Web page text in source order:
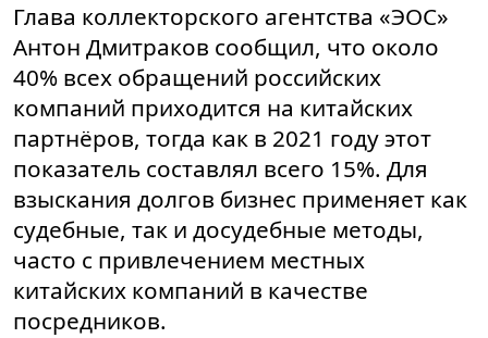
Глава коллекторского агентства «ЭОС»
Антон Дмитраков сообщил, что около
40% всех обращений российских
компаний приходится на китайских
партнёров, тогда как в 2021 году этот
показатель составлял всего 15%. Для
взыскания долгов бизнес применяет как
судебные, так и досудебные методы,
часто с привлечением местных
китайских компаний в качестве
посредников.